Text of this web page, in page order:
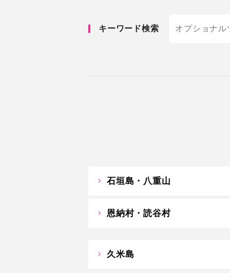
キーワード検索
石垣島・八重山
恩納村・読谷村
久米島